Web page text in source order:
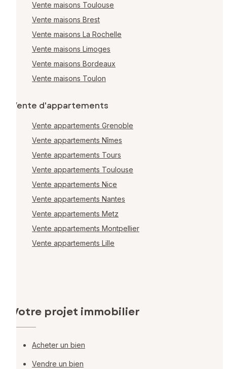
Vente maisons Toulouse
Vente maisons Brest
Vente maisons La Rochelle
Vente maisons Limoges
Vente maisons Bordeaux
Vente maisons Toulon
Vente d'appartements
Vente appartements Grenoble
Vente appartements Nîmes
Vente appartements Tours
Vente appartements Toulouse
Vente appartements Nice
Vente appartements Nantes
Vente appartements Metz
Vente appartements Montpellier
Vente appartements Lille
Votre projet immobilier
Acheter un bien
Vendre un bien